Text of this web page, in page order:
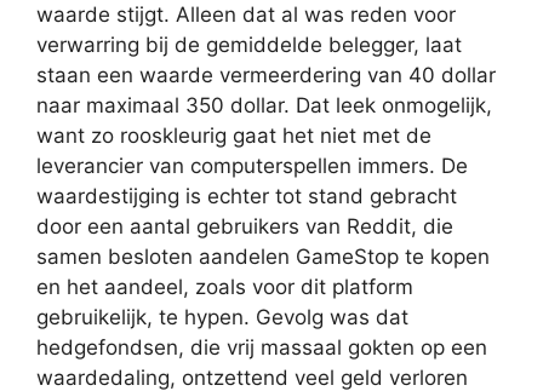
waarde stijgt. Alleen dat al was reden voor
verwarring bij de gemiddelde belegger, laat
staan een waarde vermeerdering van 40 dollar
naar maximaal 350 dollar. Dat leek onmogelijk,
want zo rooskleurig gaat het niet met de
leverancier van computerspellen immers. De
waardestijging is echter tot stand gebracht
door een aantal gebruikers van Reddit, die
samen besloten aandelen GameStop te kopen
en het aandeel, zoals voor dit platform
gebruikelijk, te hypen. Gevolg was dat
hedgefondsen, die vrij massaal gokten op een
waardedaling, ontzettend veel geld verloren